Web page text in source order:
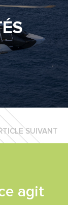
CORAC
DE
SUIVANT
agit